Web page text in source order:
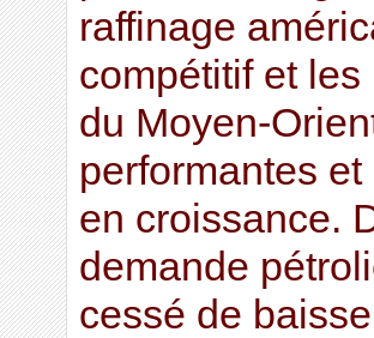
raffinage
compétitif et
du Moyen-
performantes
en croissance.
demande
cessé de